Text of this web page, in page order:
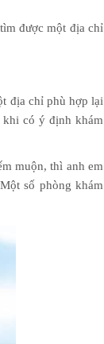
được một địa chỉ
địa chỉ phù hợp lại
khi có ý định khám
muộn, thì anh em
số phòng khám